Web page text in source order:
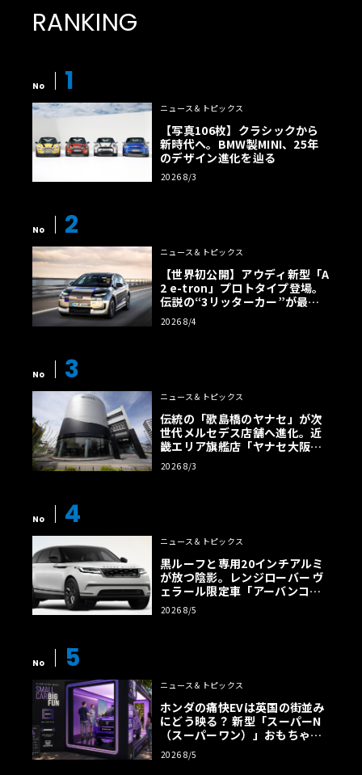
RANKING
No 1
ニュース＆トピックス
【写真106枚】クラシックから
新時代へ。BMW製MINI、25年
のデザイン進化を辿る
2026 8/3
No 2
ニュース＆トピックス
【世界初公開】アウディ新型「A
2 e-tron」プロトタイプ登場。
伝説の“3リッターカー”が最高
効率エントリーBEVとして復活
【画像38枚】
2026 8/4
No 3
ニュース＆トピックス
伝統の「歌島橋のヤナセ」が次
世代メルセデス店舗へ進化。近
畿エリア旗艦店「ヤナセ大阪支
店」がリニューアル
2026 8/3
No 4
ニュース＆トピックス
黒ルーフと専用20インチアルミ
が放つ陰影。レンジローバー ヴ
ェラール限定車「アーバンコン
トラスト・エディション」登場
2026 8/5
No 5
ニュース＆トピックス
ホンダの痛快EVは英国の街並み
にどう映る？ 新型「スーパーN
（スーパーワン）」おもちゃ箱
ツアーの全貌
2026 8/5